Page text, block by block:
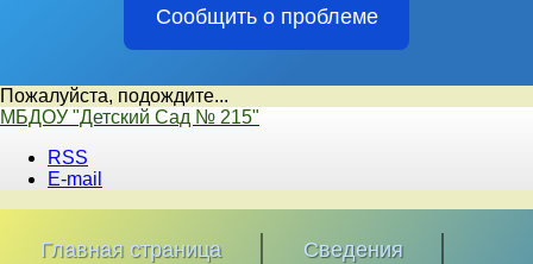
Сообщить о проблеме
Пожалуйста, подождите...
Перейти
содержимому
МБДОУ "Детский Сад № 215"
RSS
E-mail
Главная страница Сведения